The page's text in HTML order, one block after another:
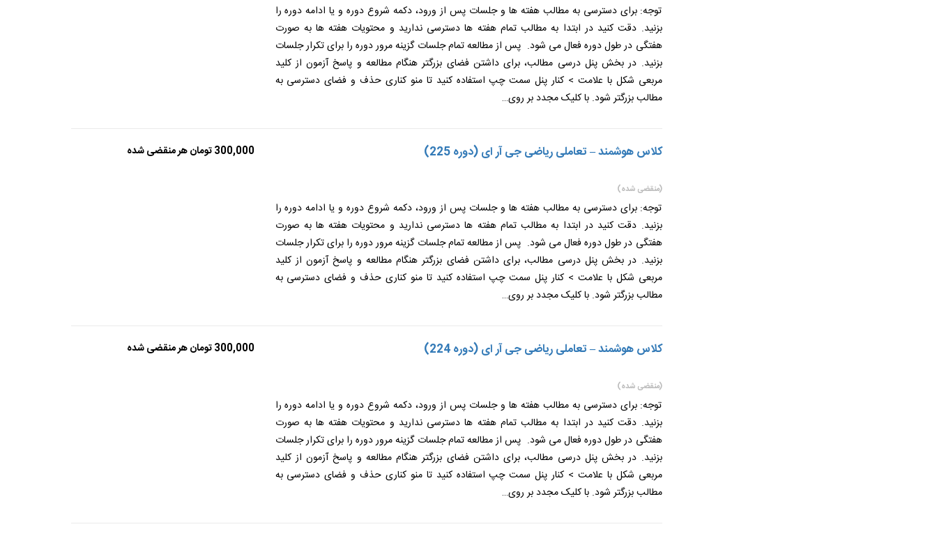
توجه: برای دسترسی به مطالب هفته ها و جلسات پس از ورود، دکمه شروع دوره و یا ادامه دوره را
بزنید. دقت کنید در ابتدا به مطالب تمام هفته ها دسترسی ندارید و محتویات هفته ها به صورت
هفتگی در طول دوره فعال می شود. پس از مطالعه تمام جلسات گزینه مرور دوره را برای تکرار جلسات
بزنید. در بخش پنل درسی مطالب، برای داشتن فضای بزرگتر هنگام مطالعه و پاسخ آزمون از کلید
مربعی شکل با علامت > کنار پنل سمت چپ استفاده کنید تا منو کناری حذف و فضای دسترسی به
مطالب بزرگتر شود. با کلیک مجدد بر روی…
کلاس هوشمند – تعاملی ریاضی جی آر ای (دوره 225)
(منقضی شده)
توجه: برای دسترسی به مطالب هفته ها و جلسات پس از ورود، دکمه شروع دوره و یا ادامه دوره را
بزنید. دقت کنید در ابتدا به مطالب تمام هفته ها دسترسی ندارید و محتویات هفته ها به صورت
هفتگی در طول دوره فعال می شود. پس از مطالعه تمام جلسات گزینه مرور دوره را برای تکرار جلسات
بزنید. در بخش پنل درسی مطالب، برای داشتن فضای بزرگتر هنگام مطالعه و پاسخ آزمون از کلید
مربعی شکل با علامت > کنار پنل سمت چپ استفاده کنید تا منو کناری حذف و فضای دسترسی به
مطالب بزرگتر شود. با کلیک مجدد بر روی…
300,000تومانهر منقضی شده
کلاس هوشمند – تعاملی ریاضی جی آر ای (دوره 224)
(منقضی شده)
توجه: برای دسترسی به مطالب هفته ها و جلسات پس از ورود، دکمه شروع دوره و یا ادامه دوره را
بزنید. دقت کنید در ابتدا به مطالب تمام هفته ها دسترسی ندارید و محتویات هفته ها به صورت
هفتگی در طول دوره فعال می شود. پس از مطالعه تمام جلسات گزینه مرور دوره را برای تکرار جلسات
بزنید. در بخش پنل درسی مطالب، برای داشتن فضای بزرگتر هنگام مطالعه و پاسخ آزمون از کلید
مربعی شکل با علامت > کنار پنل سمت چپ استفاده کنید تا منو کناری حذف و فضای دسترسی به
مطالب بزرگتر شود. با کلیک مجدد بر روی…
300,000تومانهر منقضی شده